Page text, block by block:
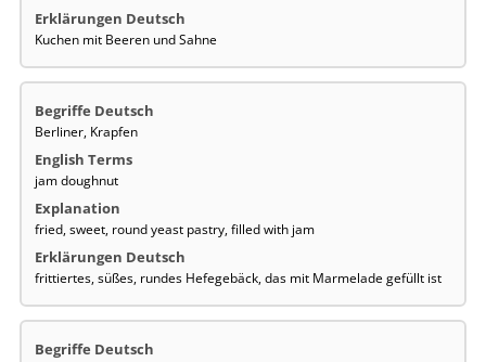
Kuchen mit Beeren und Sahne
Berliner, Krapfen
jam doughnut
fried, sweet, round yeast pastry, filled with jam
frittiertes, süßes, rundes Hefegebäck, das mit Marmelade gefüllt ist